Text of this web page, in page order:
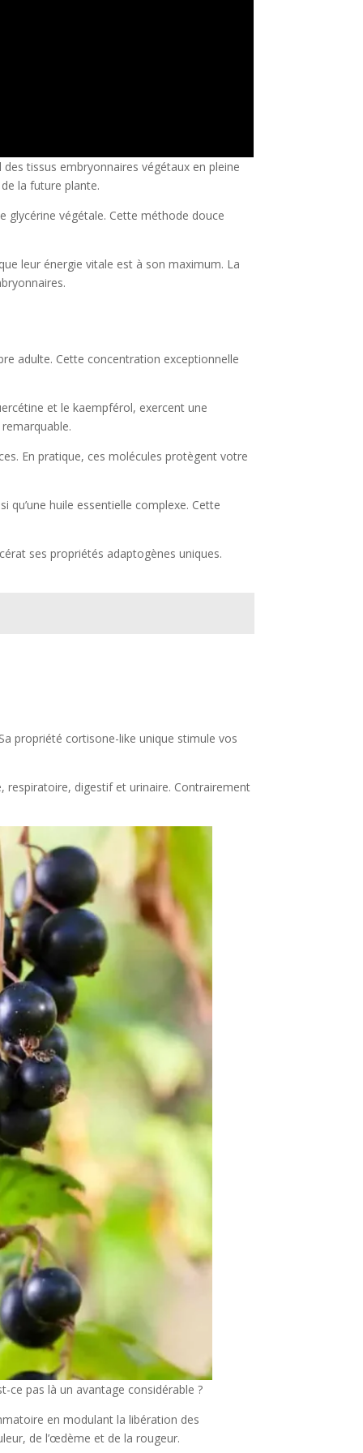
tissus embryonnaires végétaux en pleine
la future plante.
glycérine végétale. Cette méthode douce
leur énergie vitale est à son maximum. La
adulte. Cette concentration exceptionnelle
et le kaempférol, exercent une
En pratique, ces molécules protègent votre
huile essentielle complexe. Cette
ses propriétés adaptogènes uniques.
propriété cortisone-like unique stimule vos
respiratoire, digestif et urinaire. Contrairement
ce pas là un avantage considérable ?
en modulant la libération des
de l’œdème et de la rougeur.